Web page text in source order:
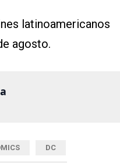
latinoamericanos
agosto.
DC